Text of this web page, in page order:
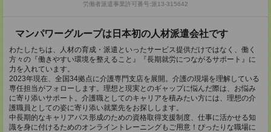
労働者派遣事業許可番号:派13-315642
マンパワーグループは日本初の人材派遣会社です
わたしたちは、人材の育成・派遣といったサービス提供だけではなく、働く
方々の『働きやすい環境を整えること』『長期就労につながるサポート』に
力を入れています。
2023年現在、全国34拠点に介護専門支店を展開。介護の現場を理解している
専任担当がフォローします。理想と現実とのギャップに悩んだ際は、お悩み
に寄り添いサポート。介護職としてのキャリアを積みたい方には、理想の介
護職員としての姿に寄り添い就業先をお探しします。
中長期的なキャリアパス形成のための資格取得支援制度、仕事に活かせる知
識を身に付けるためのオンライントレーニングもご用意！ぴったりな職場に